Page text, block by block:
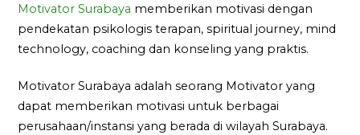
Motivator Surabaya memberikan motivasi dengan
pendekatan psikologis terapan, spiritual journey, mind
technology, coaching dan konseling yang praktis.
Motivator Surabaya adalah seorang Motivator yang
dapat memberikan motivasi untuk berbagai
perusahaan/instansi yang berada di wilayah Surabaya.